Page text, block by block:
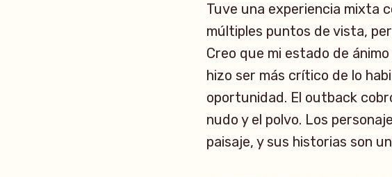
Tuve una experiencia mixta
múltiples puntos de vista,
Creo que mi estado de
hizo ser más crítico de lo
oportunidad. El outback
nudo y el polvo. Los
paisaje, y sus historias son